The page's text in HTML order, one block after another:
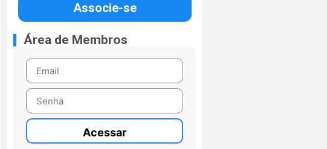
Associe-se
Área de Membros
Acessar